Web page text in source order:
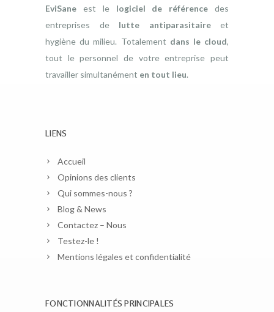
EviSane est le logiciel de référence des
entreprises de lutte antiparasitaireet
hygiène du milieu. Totalement dans le cloud,
tout le personnel de votre entreprise peut
travailler simultanément en tout lieu.
LIENS
Accueil
Opinions des clients
Qui sommes-nous ?
Blog & News
Contactez – Nous
Testez-le !
Mentions légales et confidentialité
FONCTIONNALITÉS PRINCIPALES